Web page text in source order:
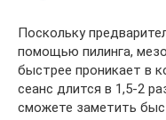
Поскольку
помощью пилинга,
быстрее проникает в
сеанс длится в 1,5-2
сможете заметить